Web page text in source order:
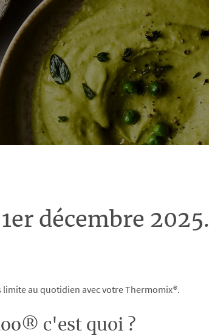
décembre 2025.
au quotidien avec votre Thermomix®.
c'est quoi ?